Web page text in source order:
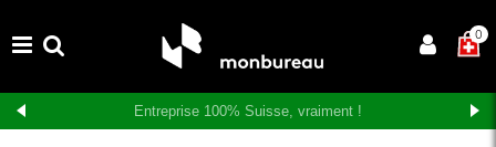
×0
Livraison et montage gratuits en Suisse romande